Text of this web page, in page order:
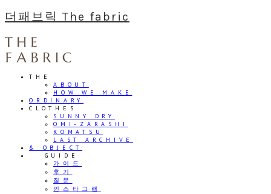
더패브릭 The fabric
THE
ABOUT
HOW WE MAKE
ORDINARY
CLOTHES
SUNNY DRY
OMI-ZARASHI
KOMATSU
LAST ARCHIVE
& OBJECT
⠀⠀GUIDE
가이드
후기
질문
인스타그램